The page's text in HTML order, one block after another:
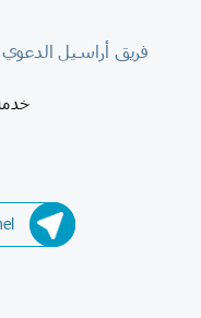
Telegram-канал araseel - فريق أراسيل الدعوي